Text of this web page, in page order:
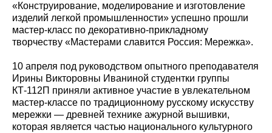
«Конструирование, моделирование и изготовление
изделий легкой промышленности» успешно прошли
мастер-класс по декоративно-прикладному
творчеству «Мастерами славится Россия: Мережка».
10 апреля под руководством опытного преподавателя
Ирины Викторовны Иваниной студентки группы
КТ-112П приняли активное участие в увлекательном
мастер-классе по традиционному русскому искусству
мережки — древней технике ажурной вышивки,
которая является частью национального культурного